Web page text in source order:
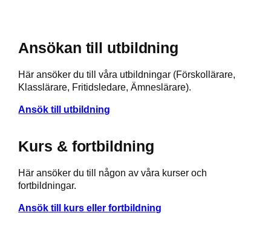
Ansökan till utbildning
Här ansöker du till våra utbildningar (Förskollärare,
Klasslärare, Fritidsledare, Ämneslärare).
Ansök till utbildning
Kurs & fortbildning
Här ansöker du till någon av våra kurser och
fortbildningar.
Ansök till kurs eller fortbildning